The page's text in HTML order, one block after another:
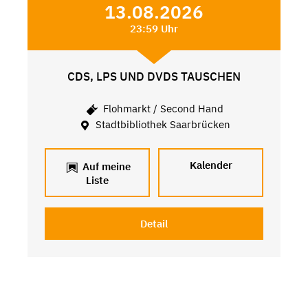
13.08.2026
23:59 Uhr
CDS, LPS UND DVDS TAUSCHEN
Flohmarkt / Second Hand
Stadtbibliothek Saarbrücken
Auf meine
Liste
Kalender
Detail